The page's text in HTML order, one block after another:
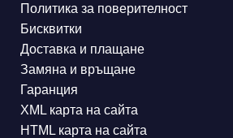
Политика за поверителност
Бисквитки
Доставка и плащане
Замяна и връщане
Гаранция
XML карта на сайта
HTML карта на сайта